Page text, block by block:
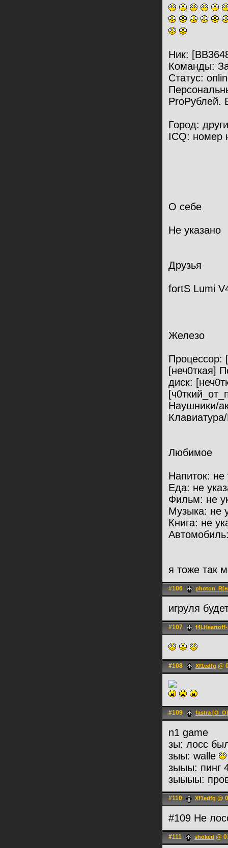
Ник:
Команды:
Статус:
ProРублей.
Город:
ICQ: номер
О себе
Не указано
Друзья
fortS Lumi
Железо
Процессор:
[неч0ткая]
диск:
Наушники/
Любимое
Напиток: не
Еда: не
Фильм: не
Музыка: не
Книга: не
я тоже так
#106
игруля
#107
#108 Xf1edfg @
#109 fastra [O_O]
n1 game
зы: лосс
зыы: walle
зыыы: пинг
зыыыы:
#110 Xf1edfg @
#109 Не
#111 shoked @